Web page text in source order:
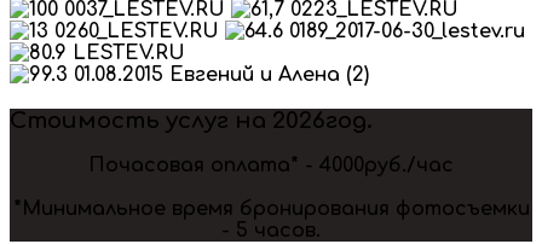
Стоимость услуг на 2026год.
Почасовая оплата* - 4000руб./час
*Минимальное время бронирования фотосъемки
- 5 часов.